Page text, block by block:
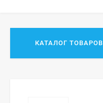
КАТАЛОГ ТОВАРОВ